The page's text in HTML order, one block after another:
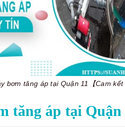
bơm tăng áp tại Quận 11【Cam kết
tăng áp tại